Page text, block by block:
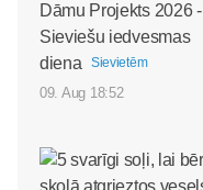
Dāmu Projekts 2026 -
Sieviešu iedvesmas
diena
Sievietēm
09. Aug 18:52